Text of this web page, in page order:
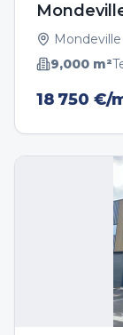
Mondeville
9,000 m²
18 750 €/